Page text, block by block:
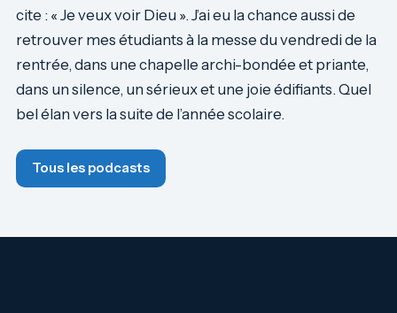
cite : « Je veux voir Dieu ». J’ai eu la chance aussi de
retrouver mes étudiants à la messe du vendredi de la
rentrée, dans une chapelle archi-bondée et priante,
dans un silence, un sérieux et une joie édifiants. Quel
bel élan vers la suite de l’année scolaire.
Tous les podcasts